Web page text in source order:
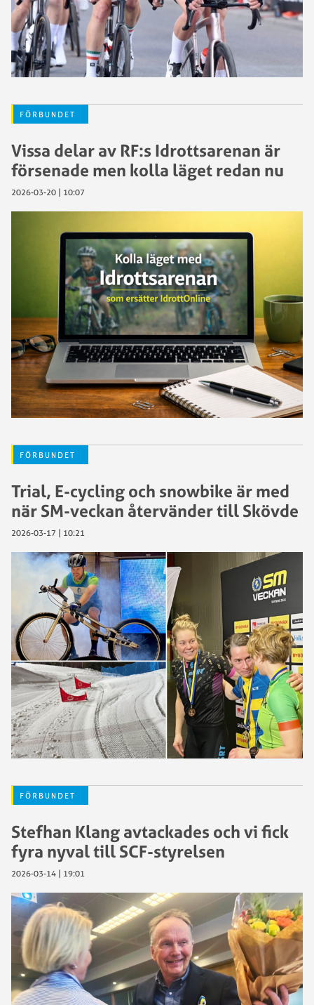
FÖRBUNDET
Vissa delar av RF:s Idrottsarenan är
försenade men kolla läget redan nu
2026-03-20 | 10:07
FÖRBUNDET
Trial, E-cycling och snowbike är med
när SM-veckan återvänder till Skövde
2026-03-17 | 10:21
FÖRBUNDET
Stefhan Klang avtackades och vi fick
fyra nyval till SCF-styrelsen
2026-03-14 | 19:01